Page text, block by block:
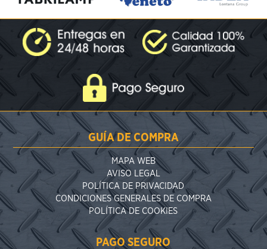
GUÍA DE COMPRA
MAPA WEB
AVISO LEGAL
POLÍTICA DE PRIVACIDAD
CONDICIONES GENERALES DE COMPRA
POLÍTICA DE COOKIES
PAGO SEGURO